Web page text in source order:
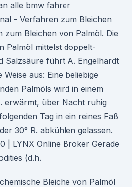
alle bmw fahrer
- Verfahren zum Bleichen
zum Bleichen von Palmöl. Die
Palmöl mittelst doppelt-
Salzsäure führt A. Engelhardt
aus: Eine beliebige
Palmöls wird in einem
erwärmt, über Nacht ruhig
Tag in ein reines Faß
30° R. abkühlen gelassen.
| LYNX Online Broker Gerade
(d.h.
Bleiche von Palmöl